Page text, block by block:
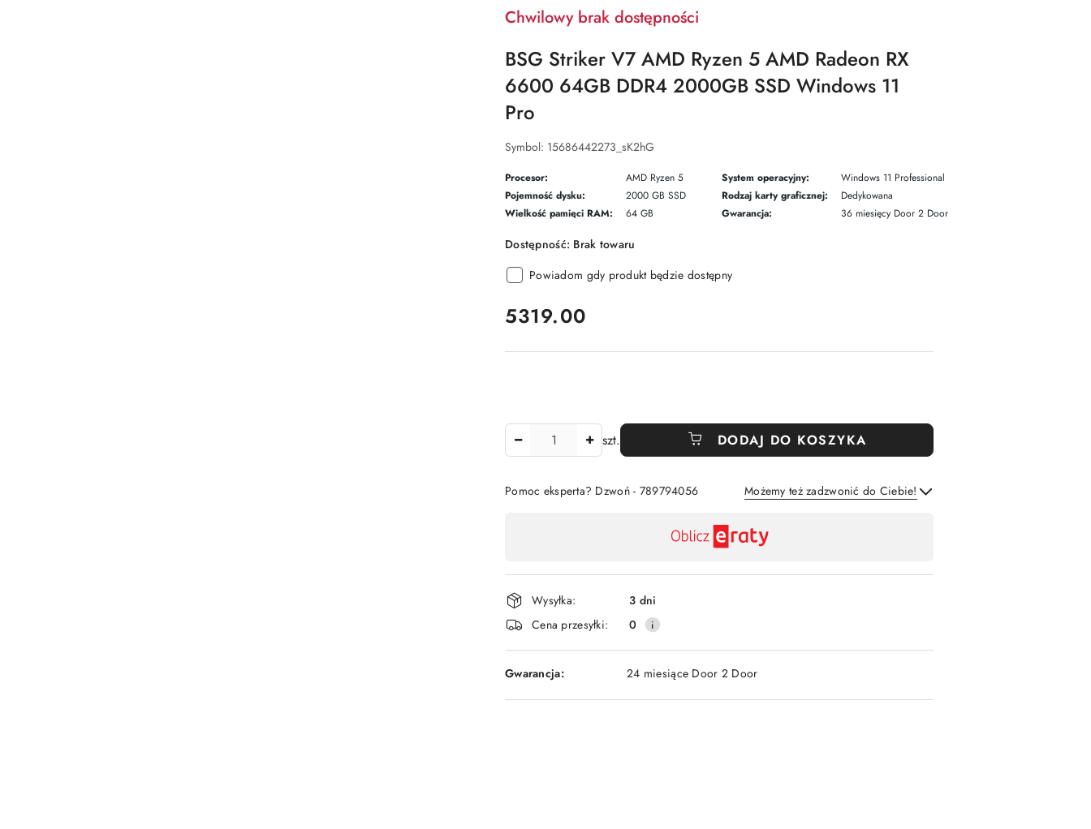
Chwilowy brak dostępności
BSG Striker V7 AMD Ryzen 5 AMD Radeon RX
6600 64GB DDR4 2000GB SSD Windows 11
Pro
Symbol: 15686442273_sK2hG
Procesor: AMD Ryzen 5 System operacyjny:
Windows 11 Professional
Pojemność dysku:
2000 GB SSD Rodzaj karty graficznej:
Dedykowana
Wielkość pamięci RAM:
64 GB Gwarancja: 36 miesięcy Door 2 Door
Dostępność: Brak towaru
Powiadom gdy produkt będzie dostępny
cena:
5319.00
szt. DODAJ DO KOSZYKA
Pomoc eksperta? Dzwoń - 789794056 Możemy też zadzwonić do Ciebie!
płatność
i
dostawa
Wysyłka:
3 dni
Cena przesyłki:
0
Gwarancja: 24 miesiące Door 2 Door